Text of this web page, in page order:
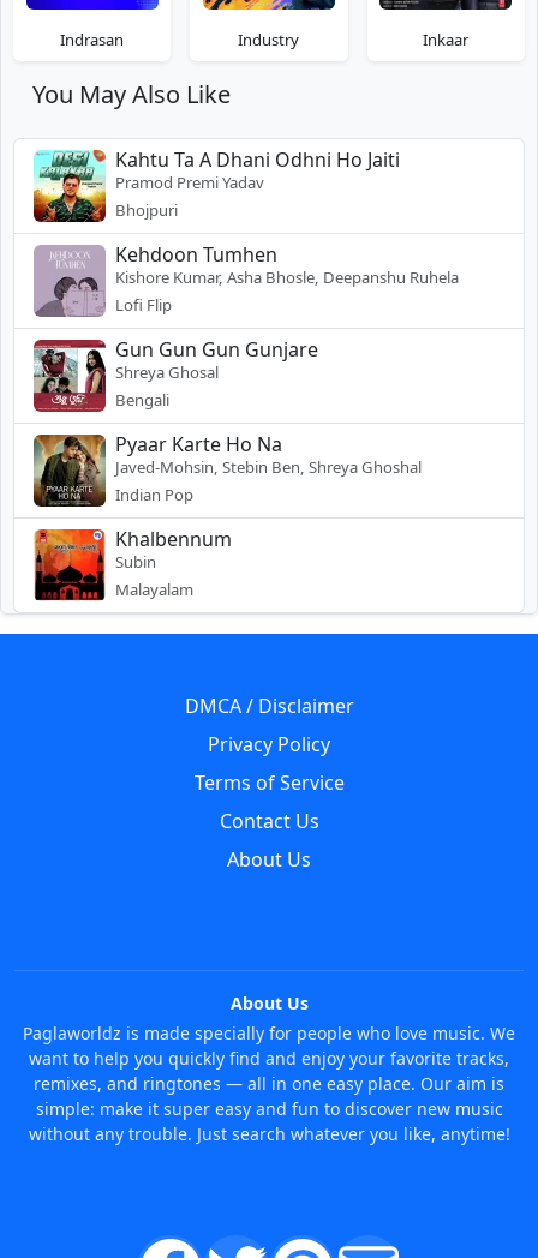
Indrasan Industry Inkaar
You May Also Like
Kahtu Ta A Dhani Odhni Ho Jaiti
Pramod Premi Yadav
Bhojpuri
Kehdoon Tumhen
Kishore Kumar, Asha Bhosle, Deepanshu Ruhela
Lofi Flip
Gun Gun Gun Gunjare
Shreya Ghosal
Bengali
Pyaar Karte Ho Na
Javed-Mohsin, Stebin Ben, Shreya Ghoshal
Indian Pop
Khalbennum
Subin
Malayalam
DMCA / Disclaimer
Privacy Policy
Terms of Service
Contact Us
About Us
About Us
Paglaworldz is made specially for people who love music. We
want to help you quickly find and enjoy your favorite tracks,
remixes, and ringtones — all in one easy place. Our aim is
simple: make it super easy and fun to discover new music
without any trouble. Just search whatever you like, anytime!